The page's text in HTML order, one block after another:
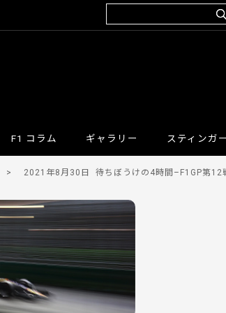
F1 コラム ギャラリー スティンガ
> 2021年8月30日 待ちぼうけの4時間–F1GP第12